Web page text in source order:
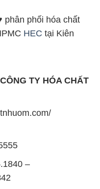
phân phối hóa chất
HEC tại Kiên
TY HÓA CHẤT
–